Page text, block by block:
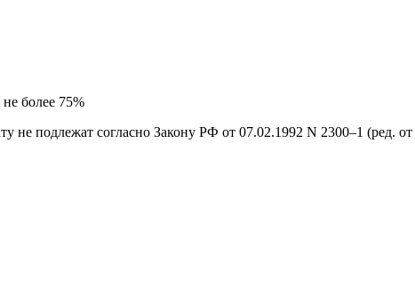
более 75%
не подлежат согласно Закону РФ от 07.02.1992 N 2300–1 (ред. от